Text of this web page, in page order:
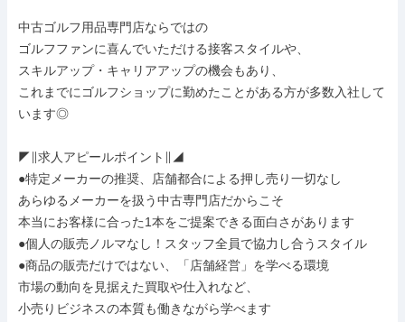
中古ゴルフ用品専門店ならではの
ゴルフファンに喜んでいただける接客スタイルや、
スキルアップ・キャリアアップの機会もあり、
これまでにゴルフショップに勤めたことがある方が多数入社して
います◎
◤∥求人アピールポイント∥◢
●特定メーカーの推奨、店舗都合による押し売り一切なし
あらゆるメーカーを扱う中古専門店だからこそ
本当にお客様に合った1本をご提案できる面白さがあります
●個人の販売ノルマなし！スタッフ全員で協力し合うスタイル
●商品の販売だけではない、「店舗経営」を学べる環境
市場の動向を見据えた買取や仕入れなど、
小売りビジネスの本質も働きながら学べます